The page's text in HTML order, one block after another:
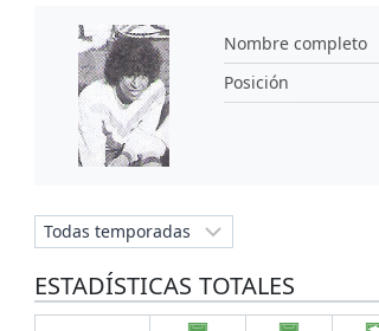
Nombre completo
Posición
ESTADÍSTICAS TOTALES